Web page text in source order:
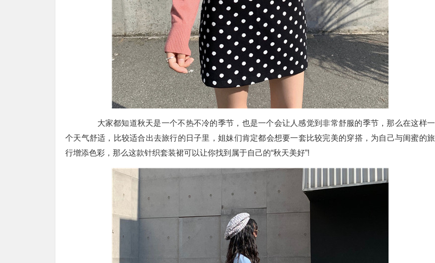
大家都知道秋天是一个不热不冷的季节，也是一个会让人感觉到非常舒服的季节，那么在这样一
个天气舒适，比较适合出去旅行的日子里，姐妹们肯定都会想要一套比较完美的穿搭，为自己与闺蜜的旅
行增添色彩，那么这款针织套装裙可以让你找到属于自己的“秋天美好”!